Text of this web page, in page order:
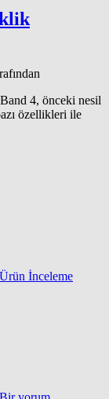
4, önceki nesil
özellikleri ile
Ürün İnceleme